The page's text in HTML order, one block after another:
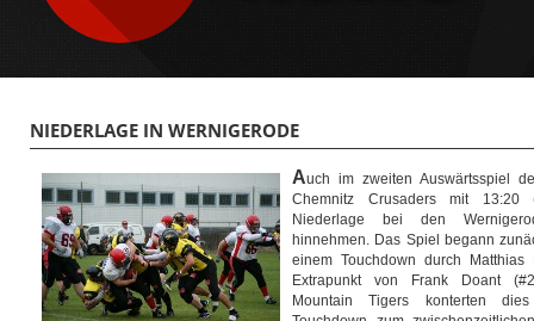
NIEDERLAGE IN WERNIGERODE
Auch im zweiten Auswärtsspiel
Chemnitz Crusaders mit 13:20
Niederlage bei den
hinnehmen. Das Spiel begann
einem Touchdown durch
Extrapunkt von Frank Doant
Mountain Tigers konterten